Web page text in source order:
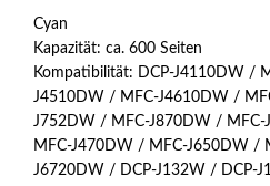
Cyan
Kapazität: ca. 600 Seiten
Kompatibilität: DCP-J4110DW /
J4510DW / MFC-J4610DW /
J752DW / MFC-J870DW /
MFC-J470DW / MFC-J650DW /
J6720DW / DCP-J132W / DCP-